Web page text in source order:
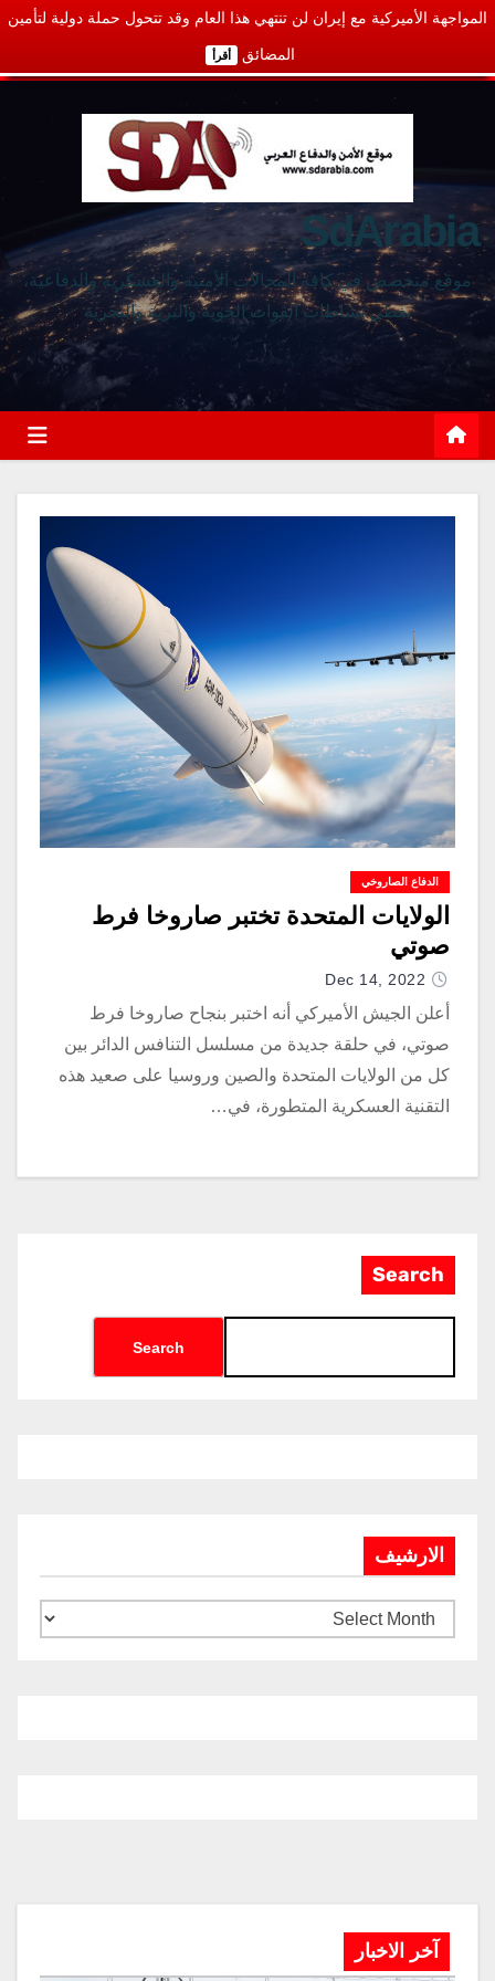
المواجهة الأميركية مع إيران لن تنتهي هذا العام وقد تتحول حملة دولية لتأمين
المضائق أقرأ
SdArabia
موقع متخصص في كافة المجالات الأمنية والعسكرية والدفاعية،
يغطي نشاطات القوات الجوية والبرية والبحرية
الدفاع الصاروخي
الولايات المتحدة تختبر صاروخا فرط
صوتي
Dec 14, 2022
أعلن الجيش الأميركي أنه اختبر بنجاح صاروخا فرط
صوتي، في حلقة جديدة من مسلسل التنافس الدائر بين
كل من الولايات المتحدة والصين وروسيا على صعيد هذه
التقنية العسكرية المتطورة، في…
Search
Search
الارشيف
آخر الاخبار